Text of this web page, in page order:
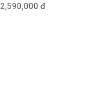
2,590,000 đ